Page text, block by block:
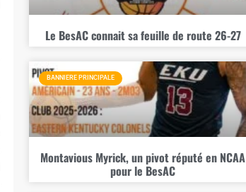
Le BesAC connait sa feuille de route 26-27
BANNIERE PRINCIPALE
Montavious Myrick, un pivot réputé en NCAA
pour le BesAC